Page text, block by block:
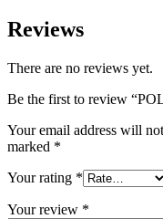
Reviews
There are no reviews yet.
Be the first to review
Your email address will
marked *
Your rating *
Your review *